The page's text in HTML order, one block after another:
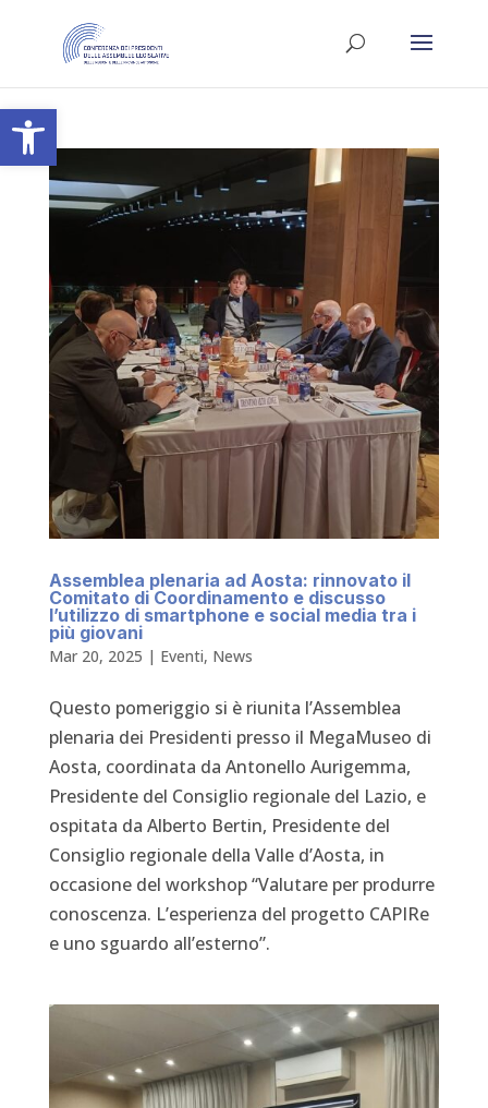
Apri la barra degli strumenti
Assemblea plenaria ad Aosta: rinnovato il
Comitato di Coordinamento e discusso
l’utilizzo di smartphone e social media tra i
più giovani
Mar 20, 2025 | Eventi, News
Questo pomeriggio si è riunita l’Assemblea
plenaria dei Presidenti presso il MegaMuseo di
Aosta, coordinata da Antonello Aurigemma,
Presidente del Consiglio regionale del Lazio, e
ospitata da Alberto Bertin, Presidente del
Consiglio regionale della Valle d’Aosta, in
occasione del workshop “Valutare per produrre
conoscenza. L’esperienza del progetto CAPIRe
e uno sguardo all’esterno”.